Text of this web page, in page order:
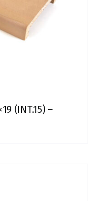
(INT.15) –